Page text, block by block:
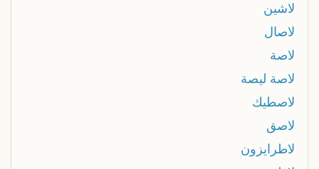
لاشين
لاصال
لاصة
لاصة ليصة
لاصطيك
لاصق
لاطرايزون